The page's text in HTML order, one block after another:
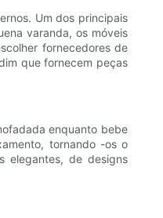
Um dos principais
varanda, os móveis
fornecedores de
que fornecem peças
enquanto bebe
tornando -os o
elegantes, de designs